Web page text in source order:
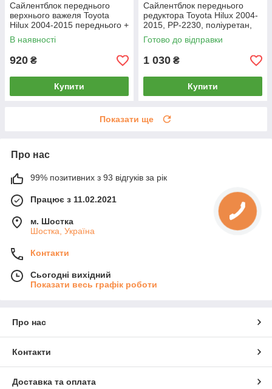
Сайлентблок переднього
верхнього важеля Toyota
Hilux 2004-2015 переднього +
заднього, PP-0521,
поліуретан, PolyPro
В наявності
920 ₴
Купити
Сайлентблок переднього
редуктора Toyota Hilux 2004-
2015, PP-2230, поліуретан,
PolyPro
Готово до відправки
1 030 ₴
Купити
Показати ще
Про нас
99% позитивних з 93 відгуків за рік
Працює з 11.02.2021
м. Шостка
Шостка, Україна
Контакти
Сьогодні вихідний
Показати весь графік роботи
Про нас
Контакти
Доставка та оплата